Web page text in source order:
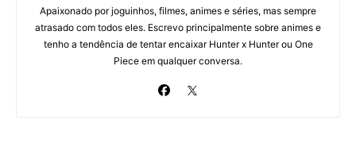
Apaixonado por joguinhos, filmes, animes e séries, mas sempre
atrasado com todos eles. Escrevo principalmente sobre animes e
tenho a tendência de tentar encaixar Hunter x Hunter ou One
Piece em qualquer conversa.